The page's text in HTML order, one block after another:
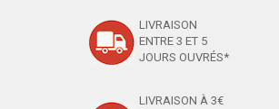
LIVRAISON
ENTRE 3 ET 5
JOURS OUVRÉS*
LIVRAISON À 3€